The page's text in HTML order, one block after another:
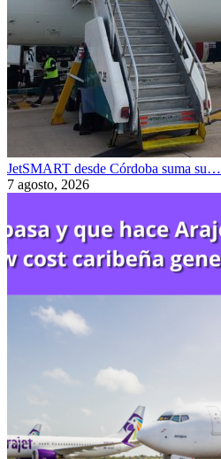
JetSMART desde Córdoba suma su…
7 agosto, 2026